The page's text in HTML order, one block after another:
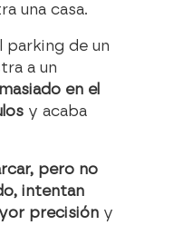
una casa.
parking de un
a un
en el
y acaba
pero no
intentan
precisión y